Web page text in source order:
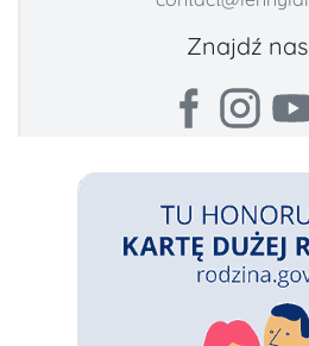
Znajdź